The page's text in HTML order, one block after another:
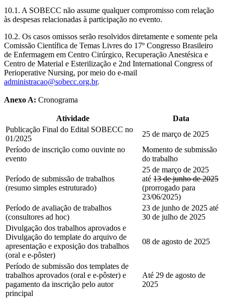
10.1. A SOBECC não assume qualquer compromisso com relação
às despesas relacionadas à participação no evento.
10.2. Os casos omissos serão resolvidos diretamente e somente pela
Comissão Científica de Temas Livres do 17º Congresso Brasileiro
de Enfermagem em Centro Cirúrgico, Recuperação Anestésica e
Centro de Material e Esterilização e 2nd International Congress of
Perioperative Nursing, por meio do e-mail
administracao@sobecc.org.br.
Anexo A: Cronograma
Atividade
Data
Publicação Final do Edital SOBECC no
01/2025
25 de março de 2025
Período de inscrição como ouvinte no
evento
Momento de submissão
do trabalho
Período de submissão de trabalhos
(resumo simples estruturado)
25 de março de 2025
até 13 de junho de 2025
(prorrogado para
23/06/2025)
Período de avaliação de trabalhos
(consultores ad hoc)
23 de junho de 2025 até
30 de julho de 2025
Divulgação dos trabalhos aprovados e
Divulgação do template do arquivo de
apresentação e exposição dos trabalhos
(oral e e-pôster)
08 de agosto de 2025
Período de submissão dos templates de
trabalhos aprovados (oral e e-pôster) e
pagamento da inscrição pelo autor
principal
Até 29 de agosto de
2025